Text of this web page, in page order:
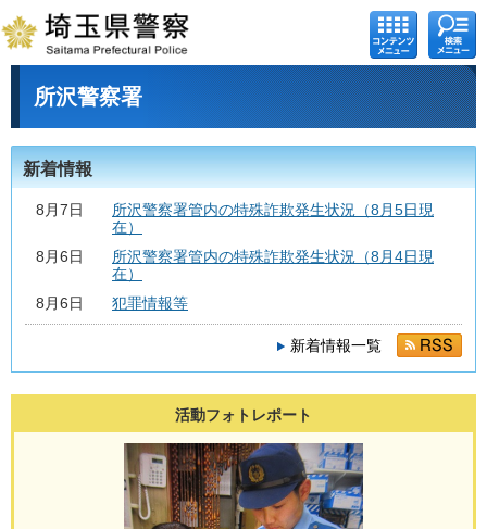
コンテ
ンツメ
ニュー
検索メ
ニュー
所沢警察署
新着情報
8月7日
所沢警察署管内の特殊詐欺発生状況（8月5日現
在）
8月6日
所沢警察署管内の特殊詐欺発生状況（8月4日現
在）
8月6日
犯罪情報等
新着情報一覧
活動フォトレポート